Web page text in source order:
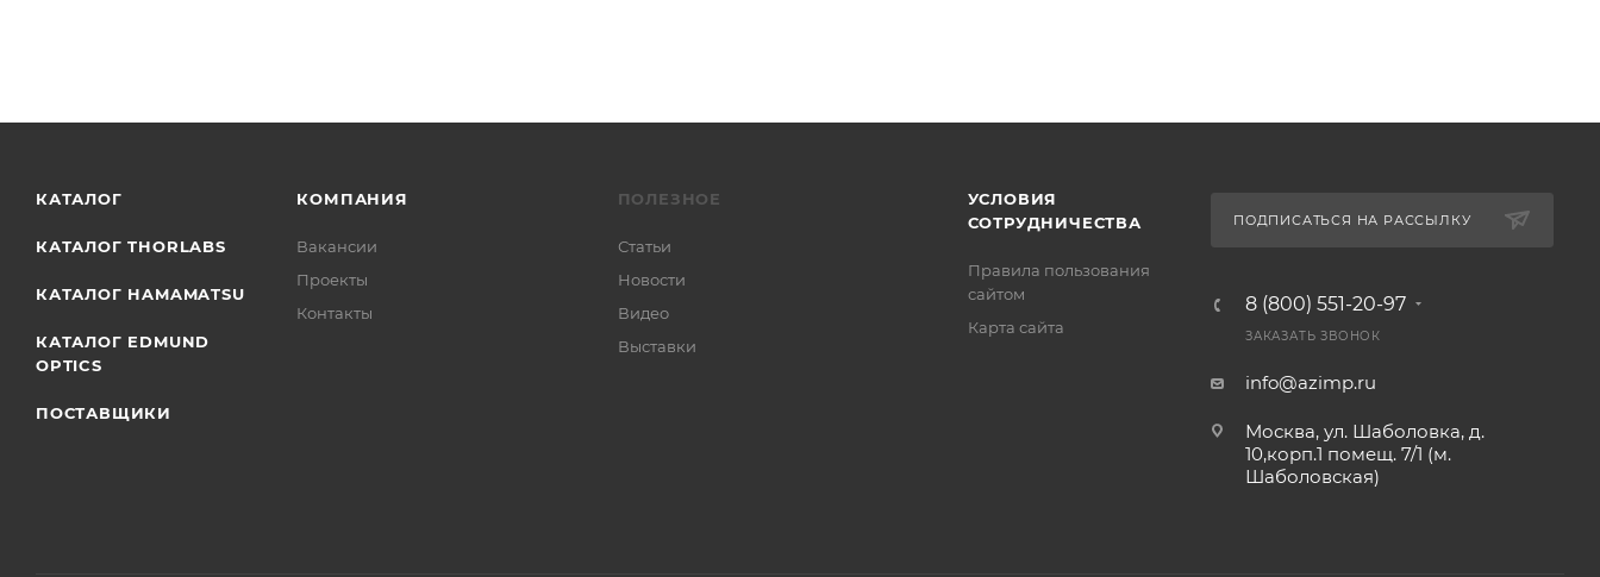
КАТАЛОГ
КАТАЛОГ THORLABS
КАТАЛОГ HAMAMATSU
КАТАЛОГ EDMUND
OPTICS
ПОСТАВЩИКИ
КОМПАНИЯ
Вакансии
Проекты
Контакты
ПОЛЕЗНОЕ
Статьи
Новости
Видео
Выставки
УСЛОВИЯ
СОТРУДНИЧЕСТВА
Правила пользования
сайтом
Карта сайта
ПОДПИСАТЬСЯ НА РАССЫЛКУ
8 (800) 551-20-97
ЗАКАЗАТЬ ЗВОНОК
info@azimp.ru
Москва, ул. Шаболовка, д.
10,корп.1 помещ. 7/1 (м.
Шаболовская)